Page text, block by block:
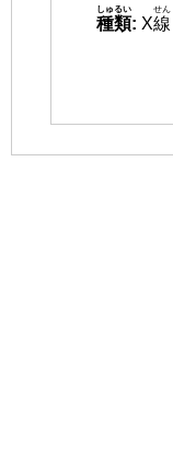
種類
しゅるい
: X線
せん